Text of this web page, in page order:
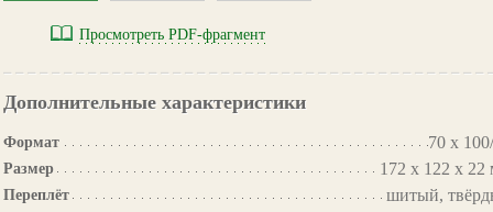
Просмотреть PDF-фрагмент
Дополнительные характеристики
Формат 70 х
Размер 172 х 122 х 22
Переплёт шитый,